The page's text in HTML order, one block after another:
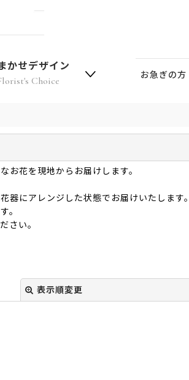
かせデザイン
Choice お急ぎの方
お花を現地からお届けします。
器にアレンジした状態でお届けいたします。
。
さい。
表示順変更